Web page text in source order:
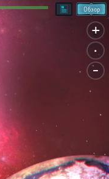
+
.
-
Обзор